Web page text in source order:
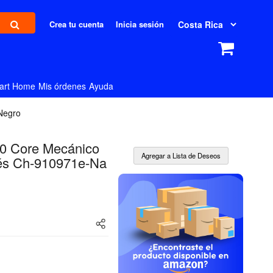
Crea tu cuenta Inicia sesión
Home Mis órdenes Ayuda
Core Mecánico
Ch-910971e-Na